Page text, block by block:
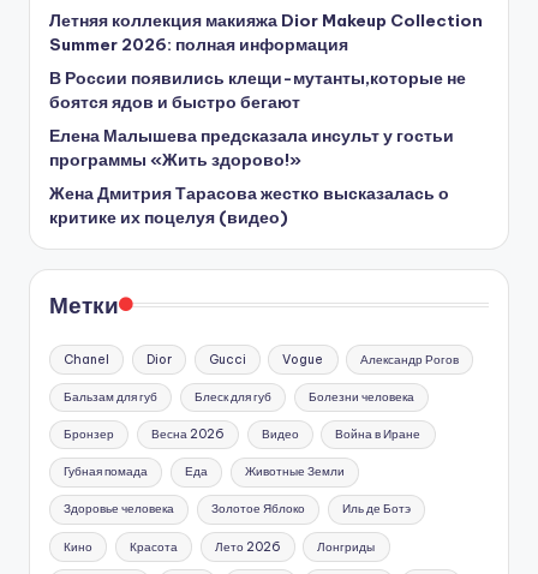
Летняя коллекция макияжа Dior Makeup Collection
Summer 2026: полная информация
В России появились клещи-мутанты,которые не
боятся ядов и быстро бегают
Елена Малышева предсказала инсульт у гостьи
программы «Жить здорово!»
Жена Дмитрия Тарасова жестко высказалась о
критике их поцелуя (видео)
Метки
Chanel Dior Gucci Vogue Александр Рогов
Бальзам для губ Блеск для губ Болезни человека
Бронзер Весна 2026 Видео Война в Иране
Губная помада Еда Животные Земли
Здоровье человека Золотое Яблоко Иль де Ботэ
Кино Красота Лето 2026 Лонгриды